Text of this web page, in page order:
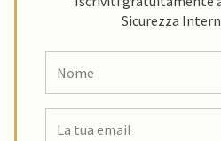
Sicurezza